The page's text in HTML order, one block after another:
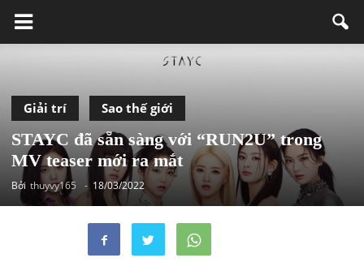
Giải trí Sao thế giới
STAYC đã sẵn sàng với “RUN2U” trong
MV teaser mới ra mắt
Bởi thuyvy165 - 18/03/2022